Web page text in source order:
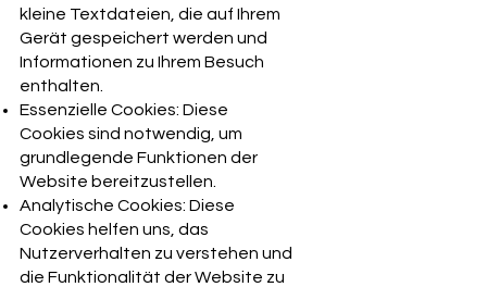
kleine Textdateien, die auf Ihrem
Gerät gespeichert werden und
Informationen zu Ihrem Besuch
enthalten.
Essenzielle Cookies: Diese
Cookies sind notwendig, um
grundlegende Funktionen der
Website bereitzustellen.
Analytische Cookies: Diese
Cookies helfen uns, das
Nutzerverhalten zu verstehen und
die Funktionalität der Website zu